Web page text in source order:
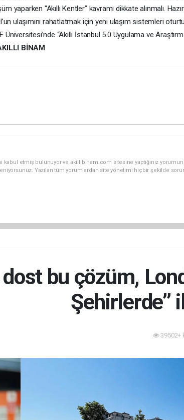
yaparken “Akıllı Kentler” kavramı dikkate alınmalı.
ulaşımını rahatlatmak için yeni ulaşım sistemleri
“Akıllı İstanbul 5.0 Uygulama ve
BİNAM
kabul etmiş bulunuyor ve akillibinam.com sitesine yaptığınız
Yazılan tüm yorumlardan site yönetimi hiçbir şekilde
bu çözüm,
39502+